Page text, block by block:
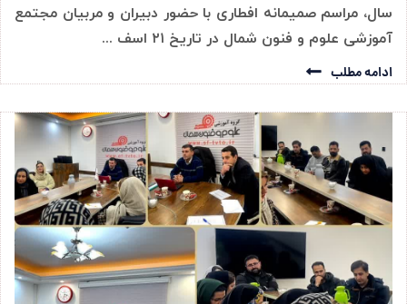
سال، مراسم صمیمانه افطاری با حضور دبیران و مربیان مجتمع
آموزشی علوم و فنون شمال در تاریخ ۲۱ اسف ...
ادامه مطلب